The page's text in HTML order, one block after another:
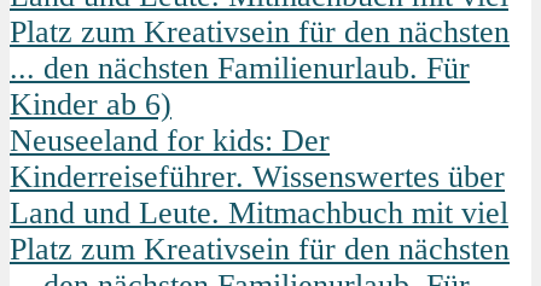
Neuseeland for kids: Der
Kinderreiseführer. Wissenswertes über
Land und Leute. Mitmachbuch mit viel
Platz zum Kreativsein für den nächsten